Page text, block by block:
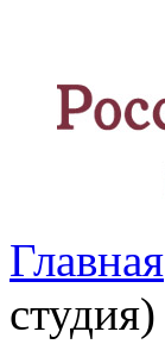
Главная
студия)